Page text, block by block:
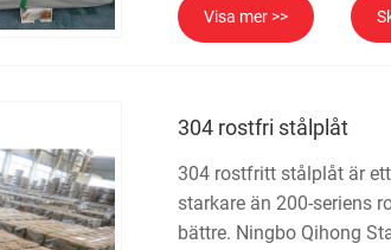
Visa mer >>
304 rostfri stålplåt
304 rostfritt stålplåt är
starkare än 200-seriens
bättre. Ningbo Qihong